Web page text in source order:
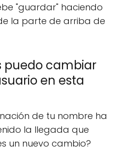
"guardar" haciendo
la parte de arriba de
puedo cambiar
en esta
de tu nombre ha
la llegada que
un nuevo cambio?